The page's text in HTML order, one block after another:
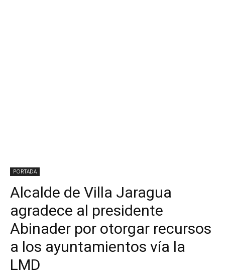
PORTADA
Alcalde de Villa Jaragua
agradece al presidente
Abinader por otorgar recursos
a los ayuntamientos vía la
LMD